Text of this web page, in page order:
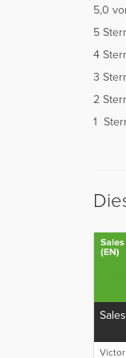
5,0
5
4
3
2
1